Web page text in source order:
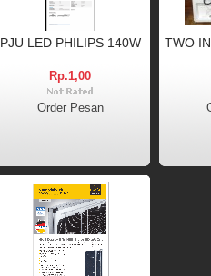
PJU LED PHILIPS 140W
Rp.1,00
Order Pesan
TWO